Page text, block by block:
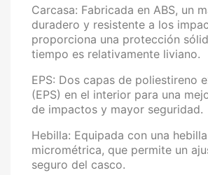
Carcasa: Fabricada en ABS, un
duradero y resistente a los
proporciona una protección
tiempo es relativamente liviano.
EPS: Dos capas de poliestireno
(EPS) en el interior para una
de impactos y mayor seguridad.
Hebilla: Equipada con una hebilla
micrométrica, que permite un
seguro del casco.